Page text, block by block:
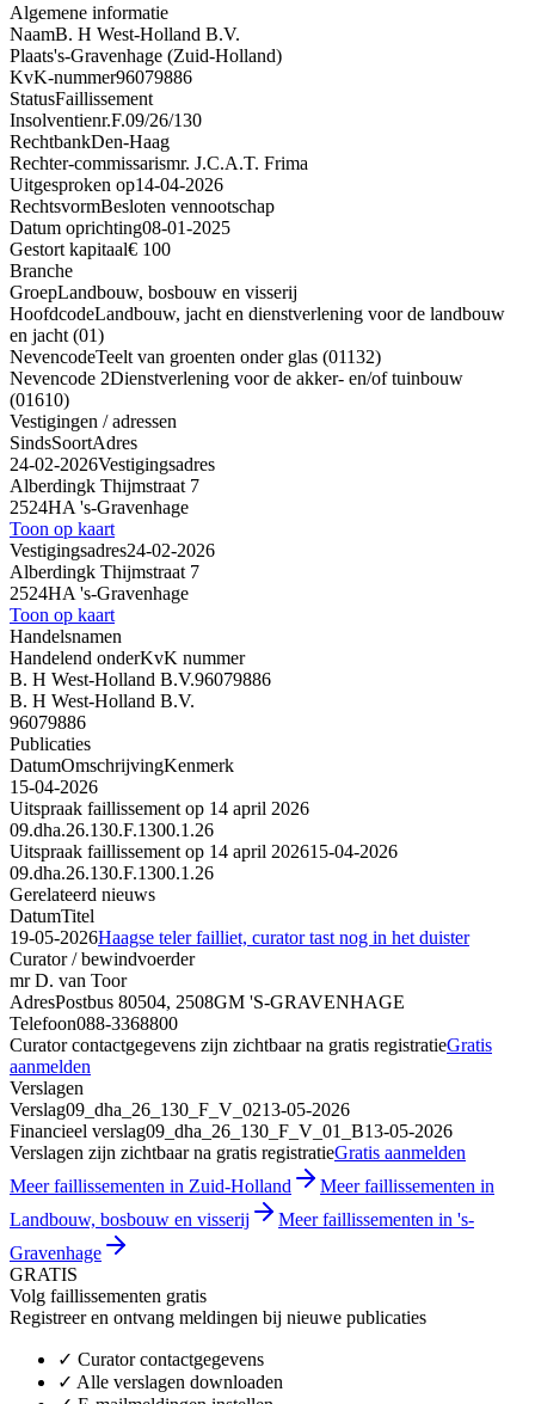
Algemene informatie
NaamB. H West-Holland B.V.
Plaats's-Gravenhage (Zuid-Holland)
KvK-nummer96079886
StatusFaillissement
Insolventienr.F.09/26/130
RechtbankDen-Haag
Rechter-commissarismr. J.C.A.T. Frima
Uitgesproken op14-04-2026
RechtsvormBesloten vennootschap
Datum oprichting08-01-2025
Gestort kapitaal€ 100
Branche
GroepLandbouw, bosbouw en visserij
HoofdcodeLandbouw, jacht en dienstverlening voor de landbouw
en jacht (01)
NevencodeTeelt van groenten onder glas (01132)
Nevencode 2Dienstverlening voor de akker- en/of tuinbouw
(01610)
Vestigingen / adressen
SindsSoortAdres
24-02-2026Vestigingsadres
Alberdingk Thijmstraat 7
2524HA 's-Gravenhage
Toon op kaart
Vestigingsadres24-02-2026
Alberdingk Thijmstraat 7
2524HA 's-Gravenhage
Toon op kaart
Handelsnamen
Handelend onderKvK nummer
B. H West-Holland B.V.96079886
B. H West-Holland B.V.
96079886
Publicaties
DatumOmschrijvingKenmerk
15-04-2026
Uitspraak faillissement op 14 april 2026
09.dha.26.130.F.1300.1.26
Uitspraak faillissement op 14 april 202615-04-2026
09.dha.26.130.F.1300.1.26
Gerelateerd nieuws
DatumTitel
19-05-2026Haagse teler failliet, curator tast nog in het duister
Curator / bewindvoerder
mr D. van Toor
AdresPostbus 80504, 2508GM 'S-GRAVENHAGE
Telefoon088-3368800
Curator contactgegevens zijn zichtbaar na gratis registratieGratis
aanmelden
Verslagen
Verslag09_dha_26_130_F_V_0213-05-2026
Financieel verslag09_dha_26_130_F_V_01_B13-05-2026
Verslagen zijn zichtbaar na gratis registratieGratis aanmelden
Meer faillissementen in Zuid-Holland
Meer faillissementen in
Landbouw, bosbouw en visserij
Meer faillissementen in 's-
Gravenhage
GRATIS
Volg faillissementen gratis
Registreer en ontvang meldingen bij nieuwe publicaties
✓ Curator contactgegevens
✓ Alle verslagen downloaden